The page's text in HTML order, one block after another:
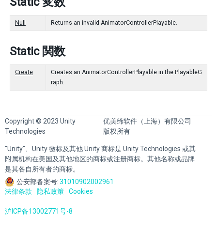
Null Returns an invalid AnimatorControllerPlayable.
Static 関数
Create
Creates an AnimatorControllerPlayable in the PlayableG
raph.
Copyright © 2023 Unity
Technologies
优美缔软件（上海）有限公司
版权所有
"Unity"、Unity 徽标及其他 Unity 商标是 Unity Technologies 或其
附属机构在美国及其他地区的商标或注册商标。其他名称或品牌
是其各自所有者的商标。
公安部备案号:31010902002961
法律条款
隐私政策 Cookies
沪ICP备13002771号-8